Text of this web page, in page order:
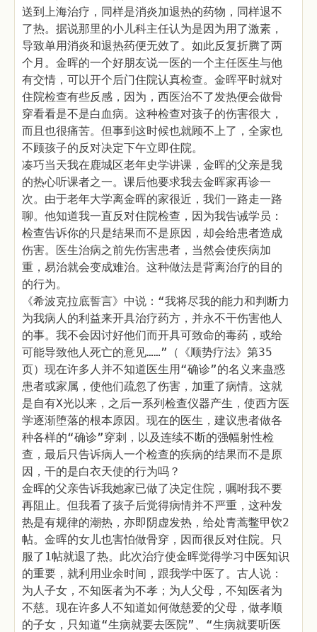
送到上海治疗，同样是消炎加退热的药物，同样退不
了热。据说那里的小儿科主任认为是因为用了激素，
导致单用消炎和退热药便无效了。如此反复折腾了两
个月。金晖的一个好朋友说一医的一个主任医生与他
有交情，可以开个后门住院认真检查。金晖平时就对
住院检查有些反感，因为，西医治不了发热便会做骨
穿看看是不是白血病。这种检查对孩子的伤害很大，
而且也很痛苦。但事到这时候也就顾不上了，全家也
不顾孩子的反对决定下午立即住院。
凑巧当天我在鹿城区老年史学讲课，金晖的父亲是我
的热心听课者之一。课后他要求我去金晖家再诊一
次。由于老年大学离金晖的家很近，我们一路走一路
聊。他知道我一直反对住院检查，因为我告诫学员：
检查告诉你的只是结果而不是原因，却会给患者造成
伤害。医生治病之前先伤害患者，当然会使疾病加
重，易治就会变成难治。这种做法是背离治疗的目的
的行为。
《希波克拉底誓言》中说：“我将尽我的能力和判断力
为我病人的利益来开具治疗药方，并永不干伤害他人
的事。我不会因讨好他们而开具可致命的毒药，或给
可能导致他人死亡的意见……”（《顺势疗法》第35
页）现在许多人并不知道医生用“确诊”的名义来蛊惑
患者或家属，使他们疏忽了伤害，加重了病情。这就
是自有X光以来，之后一系列检查仪器产生，使西方医
学逐渐堕落的根本原因。现在的医生，建议患者做各
种各样的“确诊”穿刺，以及连续不断的强幅射性检
查，最后只告诉病人一个检查的疾病的结果而不是原
因，干的是白衣天使的行为吗？
金晖的父亲告诉我她家已做了决定住院，嘱咐我不要
再阻止。但我看了孩子后觉得病情并不严重，这种发
热是有规律的潮热，亦即阴虚发热，给处青蒿鳖甲饮2
帖。金晖的女儿也害怕做骨穿，因而很反对住院。只
服了1帖就退了热。此次治疗使金晖觉得学习中医知识
的重要，就利用业余时间，跟我学中医了。古人说：
为人子女，不知医者为不孝；为人父母，不知医者为
不慈。现在许多人不知道如何做慈爱的父母，做孝顺
的子女，只知道“生病就要去医院”、“生病就要听医